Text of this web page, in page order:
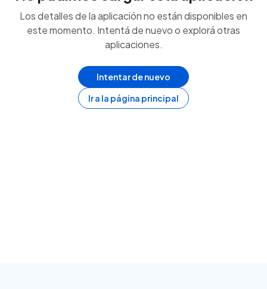
Los detalles de la aplicación no están disponibles en
este momento. Intentá de nuevo o explorá otras
aplicaciones.
Intentar de nuevo
Ir a la página principal